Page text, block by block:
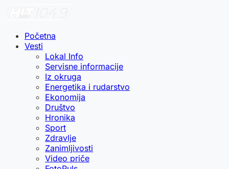
Početna
Vesti
Lokal Info
Servisne informacije
Iz okruga
Energetika i rudarstvo
Ekonomija
Društvo
Hronika
Sport
Zdravlje
Zanimljivosti
Video priče